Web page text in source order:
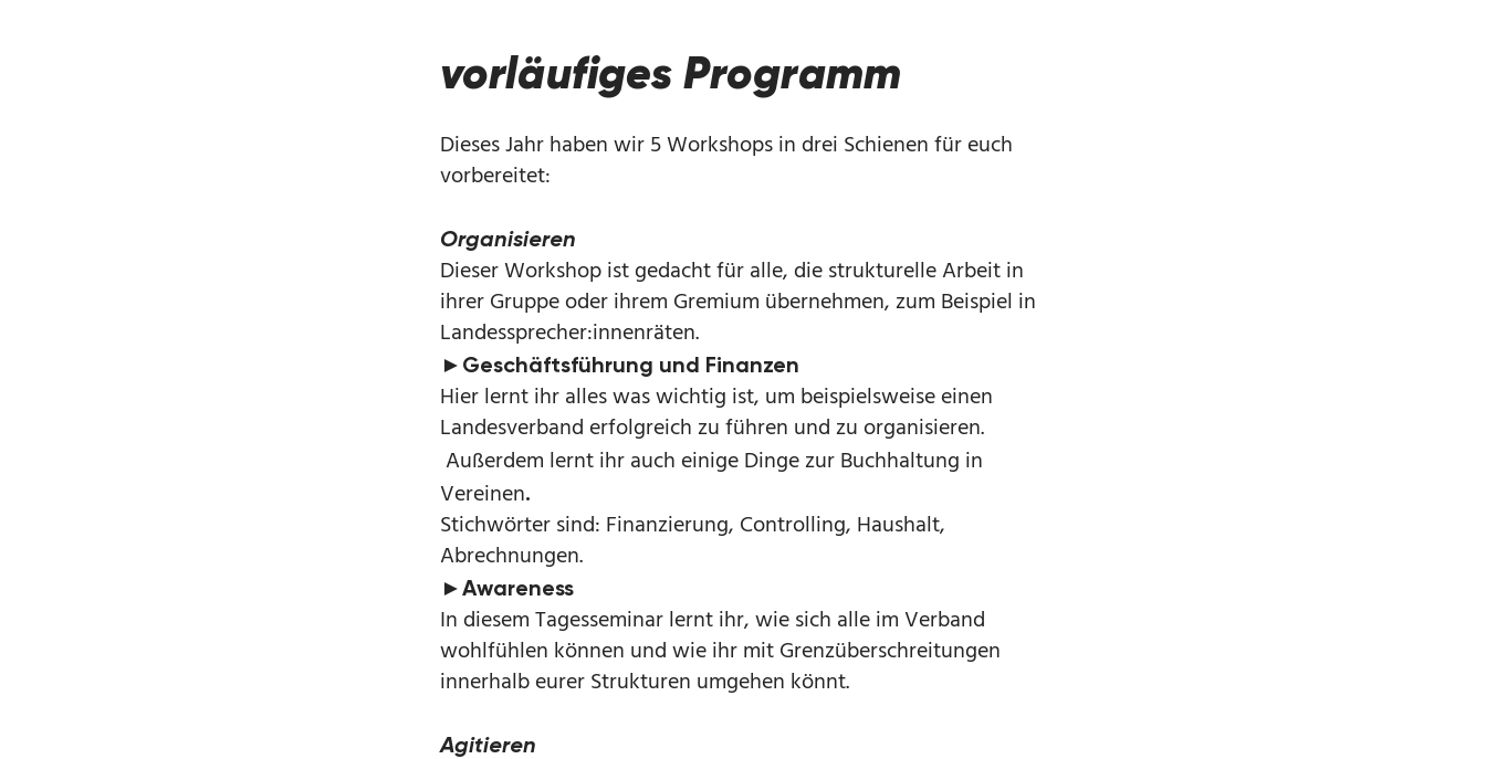
vorläufiges Programm
Dieses Jahr haben wir 5 Workshops in drei Schienen für euch
vorbereitet:
Organisieren
Dieser Workshop ist gedacht für alle, die strukturelle Arbeit in
ihrer Gruppe oder ihrem Gremium übernehmen, zum Beispiel in
Landessprecher:innenräten.
►Geschäftsführung und Finanzen
Hier lernt ihr alles was wichtig ist, um beispielsweise einen
Landesverband erfolgreich zu führen und zu organisieren.
Außerdem lernt ihr auch einige Dinge zur Buchhaltung in
Vereinen.
Stichwörter sind: Finanzierung, Controlling, Haushalt,
Abrechnungen.
►Awareness
In diesem Tagesseminar lernt ihr, wie sich alle im Verband
wohlfühlen können und wie ihr mit Grenzüberschreitungen
innerhalb eurer Strukturen umgehen könnt.
Agitieren